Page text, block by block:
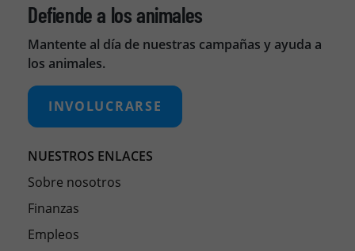
Defiende a los animales
Mantente al día de nuestras campañas y ayuda a
los animales.
INVOLUCRARSE
NUESTROS ENLACES
Sobre nosotros
Finanzas
Empleos